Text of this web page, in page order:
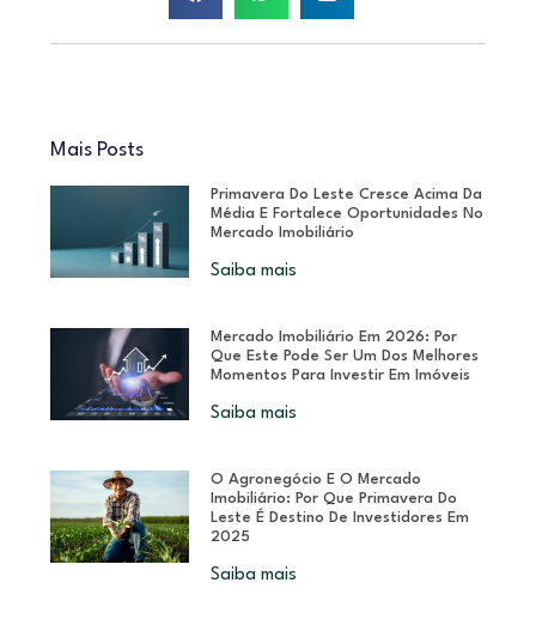
Mais Posts
Primavera Do Leste Cresce Acima Da
Média E Fortalece Oportunidades No
Mercado Imobiliário
Saiba mais
Mercado Imobiliário Em 2026: Por
Que Este Pode Ser Um Dos Melhores
Momentos Para Investir Em Imóveis
Saiba mais
O Agronegócio E O Mercado
Imobiliário: Por Que Primavera Do
Leste É Destino De Investidores Em
2025
Saiba mais